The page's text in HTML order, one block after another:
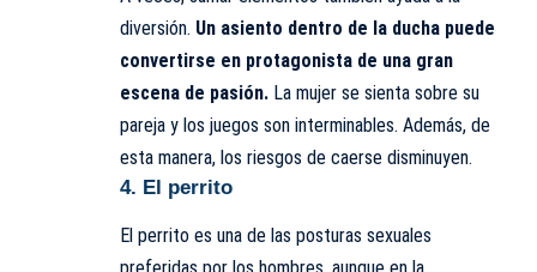
diversión. Un asiento dentro de la ducha puede
convertirse en protagonista de una gran
escena de pasión. La mujer se sienta sobre su
pareja y los juegos son interminables. Además, de
esta manera, los riesgos de caerse disminuyen.
4. El perrito
El perrito es una de las posturas sexuales